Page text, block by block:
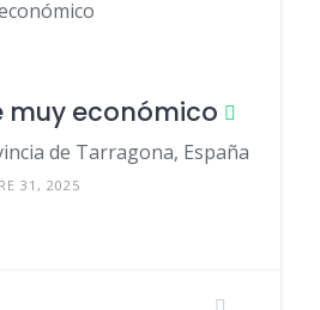
muy económico
de Tarragona, España
31, 2025